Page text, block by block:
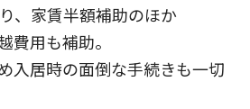
、家賃半額補助のほか
費用も補助。
入居時の面倒な手続きも一切